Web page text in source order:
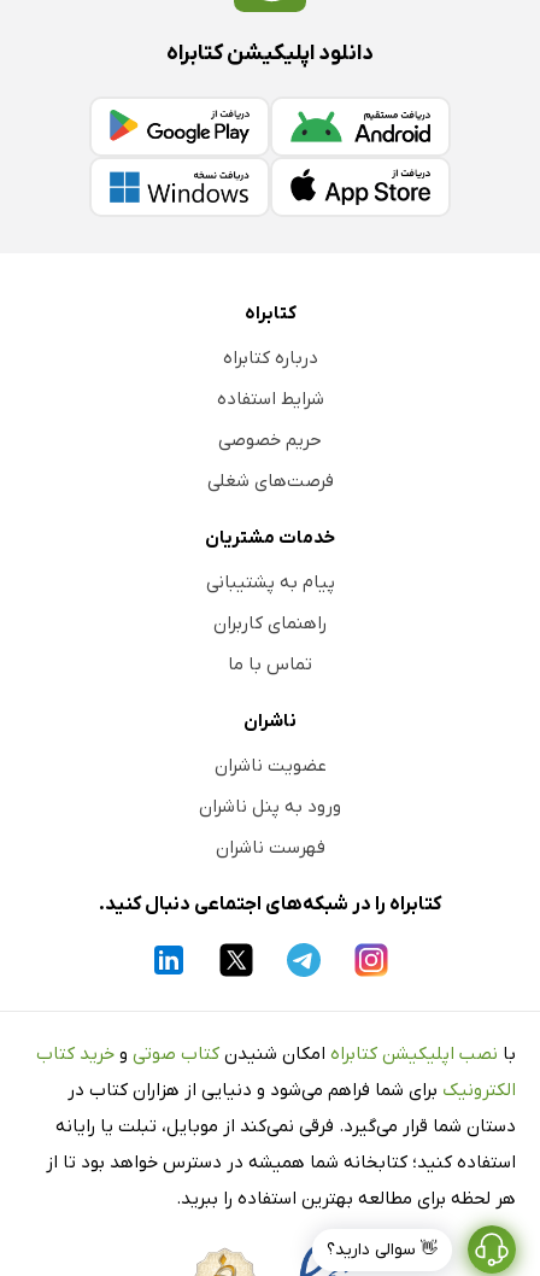
👋 سوالی دارید؟
دانلود اپلیکیشن کتابراه
کتابراه
درباره کتابراه
شرایط استفاده
حریم خصوصی
فرصت‌های شغلی
خدمات مشتریان
پیام به پشتیبانی
راهنمای کاربران
تماس با ما
ناشران
عضویت ناشران
ورود به پنل ناشران
فهرست ناشران
کتابراه را در شبکه‌های اجتماعی دنبال کنید.
با نصب اپلیکیشن کتابراه امکان شنیدن کتاب صوتی و خرید کتاب
الکترونیک برای شما فراهم می‌شود و دنیایی از هزاران کتاب در
دستان شما قرار می‌گیرد. فرقی نمی‌کند از موبایل، تبلت یا رایانه
استفاده کنید؛ کتابخانه شما همیشه در دسترس خواهد بود تا از
هر لحظه برای مطالعه بهترین استفاده را ببرید.